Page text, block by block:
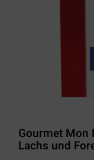
Gourmet Mon
Lachs und